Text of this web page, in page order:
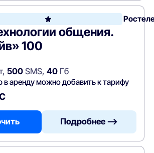
общения.
100
500SMS, 40Гб
в аренду можно добавить к тарифу
Подробнее —>